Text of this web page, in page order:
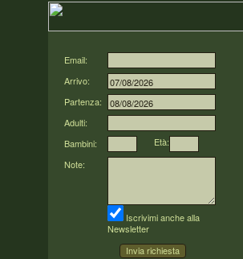
Email:
Arrivo:
Partenza:
Adulti:
Bambini:
Età:
Note:
Iscrivimi anche alla
Newsletter